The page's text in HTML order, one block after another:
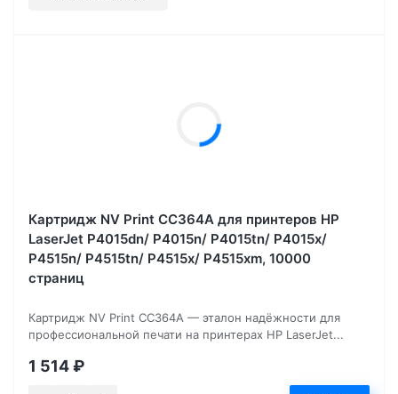
Картридж NV Print CC364A для принтеров HP
LaserJet P4015dn/ P4015n/ P4015tn/ P4015x/
P4515n/ P4515tn/ P4515x/ P4515xm, 10000
страниц
Картридж NV Print CC364A — эталон надёжности для
профессиональной печати на принтерах HP LaserJet...
1 514₽